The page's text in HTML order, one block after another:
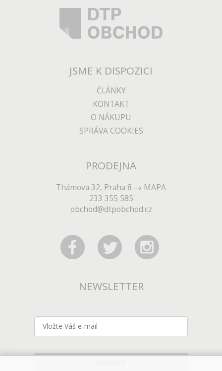
JSME K DISPOZICI
ČLÁNKY
KONTAKT
O NÁKUPU
SPRÁVA COOKIES
PRODEJNA
Thámova 32, Praha 8
MAPA
233 355 585
obchod@dtpobchod.cz
NEWSLETTER